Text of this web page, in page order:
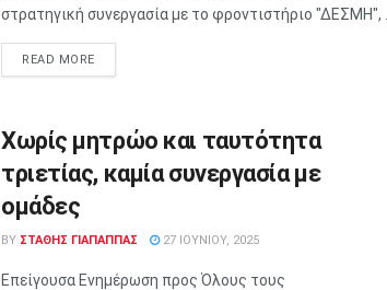
στρατηγική συνεργασία με το φροντιστήριο "ΔΕΣΜΗ", ...
READ MORE
Χωρίς μητρώο και ταυτότητα
τριετίας, καμία συνεργασία με
ομάδες
BY ΣΤΑΘΗΣ ΓΊΑΠΑΠΠΑΣ 27 ΙΟΥΝΊΟΥ, 2025
Επείγουσα Ενημέρωση προς Όλους τους